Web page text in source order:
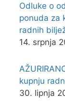
Odluke o
ponuda za
radnih
14. srpnja
kupnju
30. lipnja